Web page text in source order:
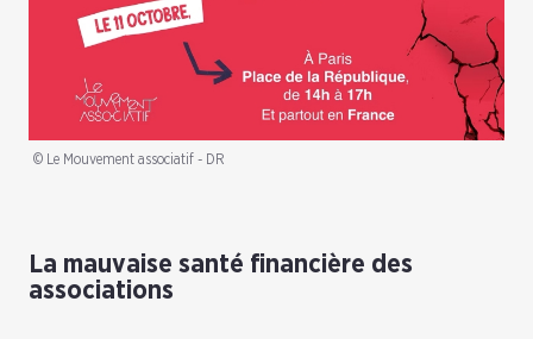
© Le Mouvement associatif - DR
La mauvaise santé financière des
associations